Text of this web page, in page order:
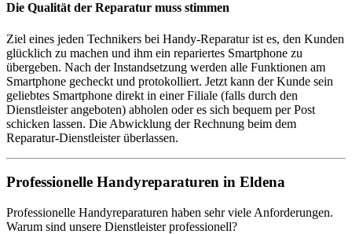
Die Qualität der Reparatur muss stimmen
Ziel eines jeden Technikers bei Handy-Reparatur ist es, den Kunden
glücklich zu machen und ihm ein repariertes Smartphone zu
übergeben. Nach der Instandsetzung werden alle Funktionen am
Smartphone gecheckt und protokolliert. Jetzt kann der Kunde sein
geliebtes Smartphone direkt in einer Filiale (falls durch den
Dienstleister angeboten) abholen oder es sich bequem per Post
schicken lassen. Die Abwicklung der Rechnung beim dem
Reparatur-Dienstleister überlassen.
Professionelle Handyreparaturen in Eldena
Professionelle Handyreparaturen haben sehr viele Anforderungen.
Warum sind unsere Dienstleister professionell?